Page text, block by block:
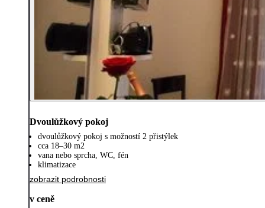
Dvoulůžkový pokoj
dvoulůžkový pokoj s možností 2 přistýlek
cca 18–30 m2
vana nebo sprcha, WC, fén
klimatizace
zobrazit podrobnosti
v ceně